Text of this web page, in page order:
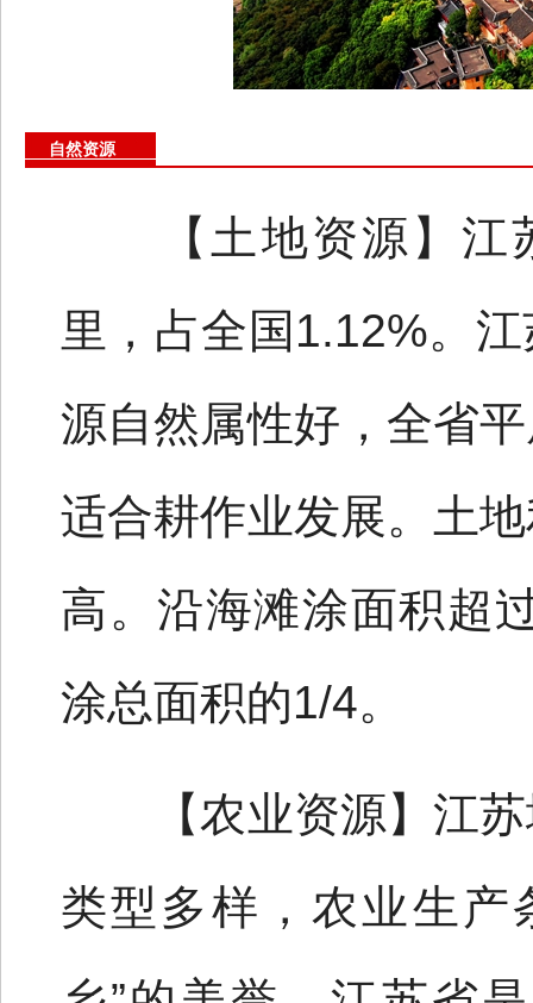
自然资源
【土地资源】江
里，占全国1.12%。
源自然属性好，全省
适合耕作业发展。土
高。沿海滩涂面积超
涂总面积的1/4。
【农业资源】江苏
类型多样，农业生产